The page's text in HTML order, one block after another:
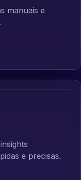
manuais e
e precisas.